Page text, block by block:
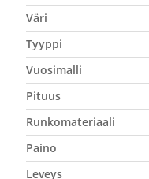
Väri
Tyyppi
Vuosimalli
Pituus
Runkomateriaali
Paino
Leveys